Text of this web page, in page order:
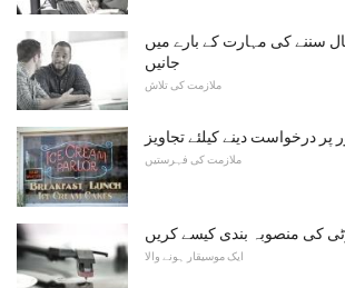
سننے کی مہارت کے بارے میں
جانیں
ملازمت کی تلاش
درخواست دینے کیلئے تجاویز
ملازمت کی فہرستیں
کی منصوبہ بندی کیسے کریں
ایک موسیقار ہونے والا